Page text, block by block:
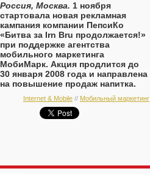
Россия, Москва. 1 ноября
стартовала новая рекламная
кампания компании ПепсиКо
«Битва за Irn Bru продолжается!»
при поддержке агентства
мобильного маркетинга
МобиМарк. Акция продлится до
30 января 2008 года и направлена
на повышение продаж напитка.
Internet & Mobile // Мобильный маркетинг